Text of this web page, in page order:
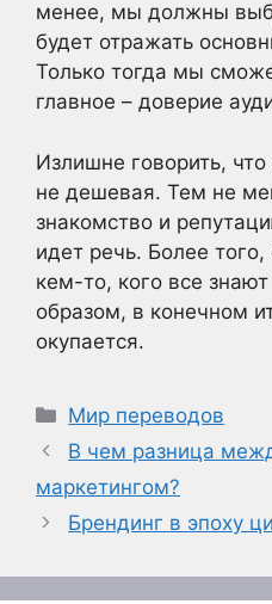
менее, мы должны
будет отражать
Только тогда мы
главное – доверие
Излишне говорить, что
не дешевая. Тем не
знакомство и
идет речь. Более
кем-то, кого все
образом, в конечном
окупается.
Рубрики
Мир переводов
В чем разница
маркетингом?
Брендинг в эпоху